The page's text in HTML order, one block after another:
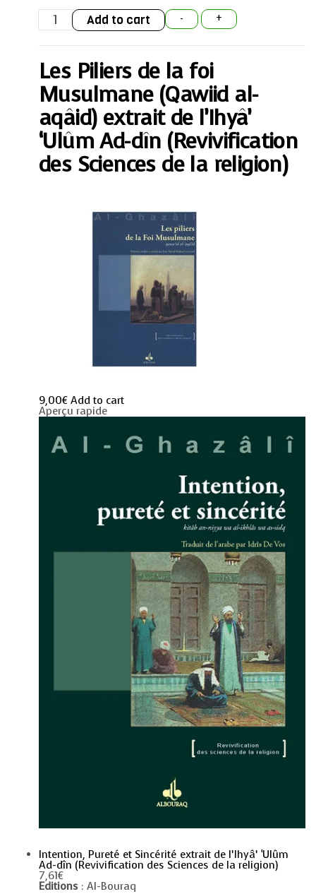
-
Les
Piliers
de
Musulmane
(Qawiid
al-
aqâid)
extrait
de
l'Ihyâ'
'Ulûm
Ad-
dîn
(Revivification
+
Add to cart
Les Piliers de la foi
Musulmane (Qawiid al-
aqâid) extrait de l’Ihyâ’
‘Ulûm Ad-dîn (Revivification
des Sciences de la religion)
9,00€ Add to cart
Aperçu rapide
Intention, Pureté et Sincérité extrait de l’Ihyâ’ ‘Ulûm
Ad-dîn (Revivification des Sciences de la religion)
7,61€
Editions : Al-Bouraq